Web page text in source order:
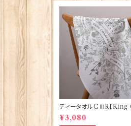
ティータオルCⅢR【
sⅢ Coronation】
s 50129
¥3,080